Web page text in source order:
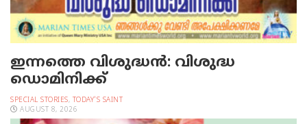
ഇന്നത്തെ വിശുദ്ധന്‍: വിശുദ്ധ
ഡൊമിനിക്ക്
SPECIAL STORIES, TODAY'S SAINT
AUGUST 8, 2026